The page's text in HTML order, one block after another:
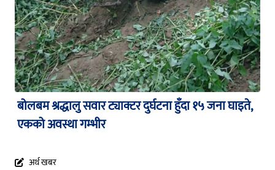
बोलबम श्रद्धालु सवार ट्याक्टर दुर्घटना हुँदा १५ जना घाइते,
एकको अवस्था गम्भीर
अर्थ खबर